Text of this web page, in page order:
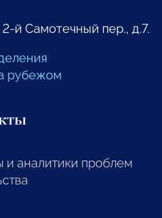
2-й Самотечный пер., д.7.
рубежом
и аналитики проблем